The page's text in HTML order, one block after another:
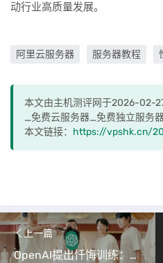
动行业高质量发展。
阿里云服务器 服务器教程
本文由主机测评网于2026-02-
_免费云服务器_免费独立服务
本文链接： https://vpshk.cn/
上一篇
OpenAI提出忏悔训练：让AI模型主动坦白错误